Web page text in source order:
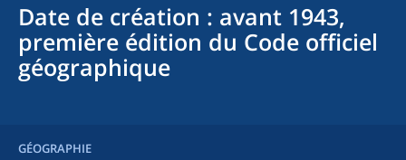
Date de création : avant 1943,
première édition du Code officiel
géographique
GÉOGRAPHIE